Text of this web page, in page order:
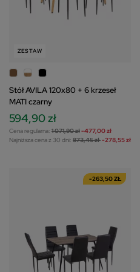
ZESTAW
Stół AVILA 120x80 + 6 krzeseł
MATI czarny
594,90 zł
Cena regularna: 1 071,90 zł-477,00 zł
Najniższa cena z 30 dni: 873,45 zł-278,55 zł
-263,50 ZŁ